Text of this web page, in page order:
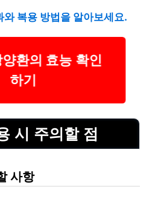
와 복용 방법을 알아보세요.
환의 효능 확인
하기
시 주의할 점
사항